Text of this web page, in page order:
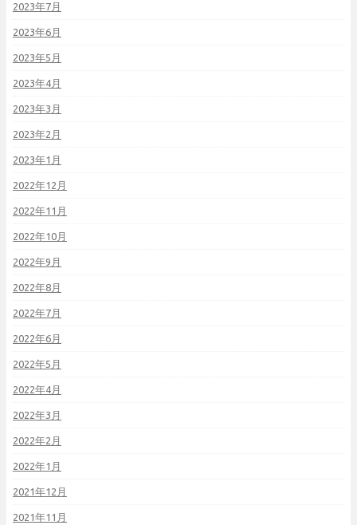
2023年7月
2023年6月
2023年5月
2023年4月
2023年3月
2023年2月
2023年1月
2022年12月
2022年11月
2022年10月
2022年9月
2022年8月
2022年7月
2022年6月
2022年5月
2022年4月
2022年3月
2022年2月
2022年1月
2021年12月
2021年11月